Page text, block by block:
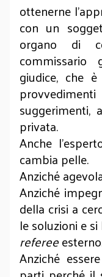
ottenerne
con un
organo di
giudice, che
suggerimenti,
privata.
Anche
cambia pelle.
Anziché
Anziché
della crisi a
le soluzioni e
referee
Anziché